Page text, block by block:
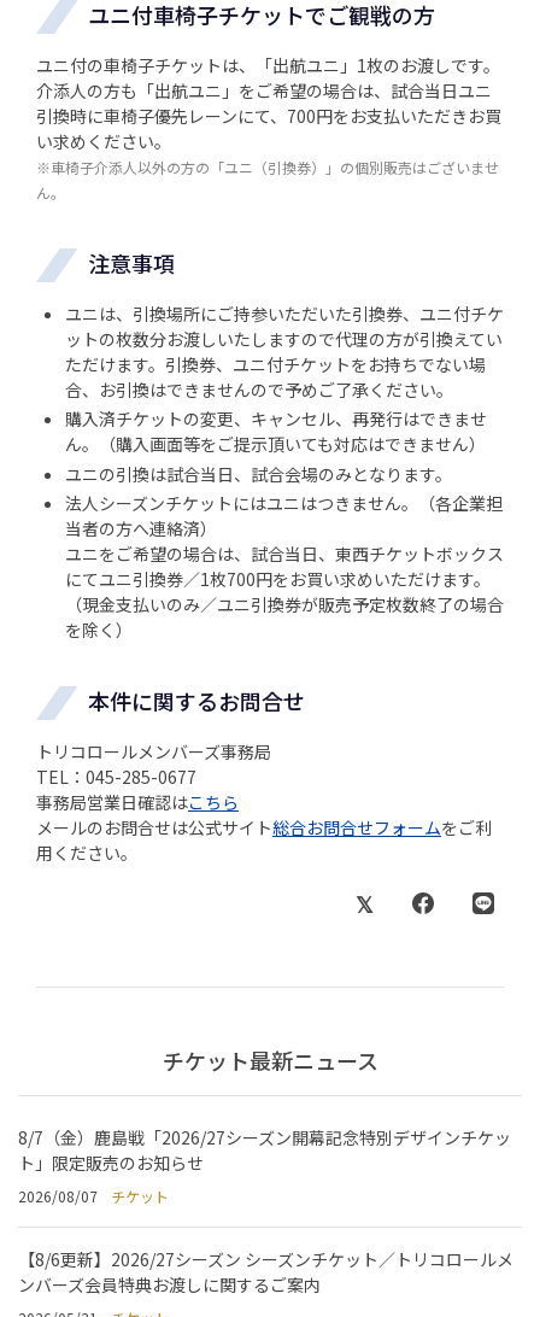
ユニ付車椅子チケットでご観戦の方
ユニ付の車椅子チケットは、「出航ユニ」1枚のお渡しです。
介添人の方も「出航ユニ」をご希望の場合は、試合当日ユニ
引換時に車椅子優先レーンにて、700円をお支払いただきお買
い求めください。
※車椅子介添人以外の方の「ユニ（引換券）」の個別販売はございませ
ん。
注意事項
ユニは、引換場所にご持参いただいた引換券、ユニ付チケ
ットの枚数分お渡しいたしますので代理の方が引換えてい
ただけます。引換券、ユニ付チケットをお持ちでない場
合、お引換はできませんので予めご了承ください。
購入済チケットの変更、キャンセル、再発行はできませ
ん。（購入画面等をご提示頂いても対応はできません）
ユニの引換は試合当日、試合会場のみとなります。
法人シーズンチケットにはユニはつきません。（各企業担
当者の方へ連絡済）
ユニをご希望の場合は、試合当日、東西チケットボックス
にてユニ引換券／1枚700円をお買い求めいただけます。
（現金支払いのみ／ユニ引換券が販売予定枚数終了の場合
を除く）
本件に関するお問合せ
トリコロールメンバーズ事務局
TEL：045-285-0677
事務局営業日確認はこちら
メールのお問合せは公式サイト総合お問合せフォームをご利
用ください。
チケット最新ニュース
8/7（金）鹿島戦「2026/27シーズン開幕記念特別デザインチケッ
ト」限定販売のお知らせ
2026/08/07 チケット
【8/6更新】2026/27シーズン シーズンチケット／トリコロールメ
ンバーズ会員特典お渡しに関するご案内